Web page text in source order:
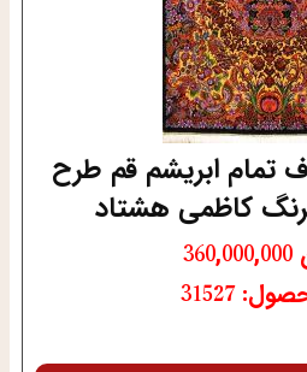
تمام ابریشم قم طرح
کاظمی هشتاد
31527